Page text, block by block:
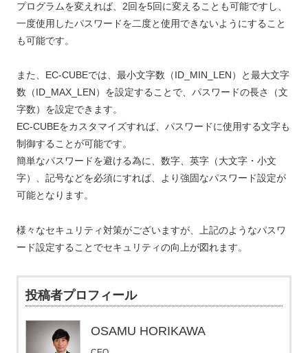
プログラムを変えれば、2回を5回に変えることも可能ですし、
一度使用したパスワードを二度と使用できないようにすること
も可能です。
また、EC-CUBEでは、最小文字数（ID_MIN_LEN）と最大文字
数（ID_MAX_LEN）を設定することで、パスワードの長さ（文
字数）を設定できます。
EC-CUBEをカスタマイズすれば、パスワードに使用する文字も
制御することが可能です。
簡単なパスワードを避ける為に、数字、英字（大文字・小文
字）、記号などを必須にすれば、より強固なパスワード設定が
可能となります。
様々なセキュリティ対策がございますが、上記のようなパスワ
ード設定することでセキュリティの向上が図れます。
投稿者プロフィール
OSAMU HORIKAWA